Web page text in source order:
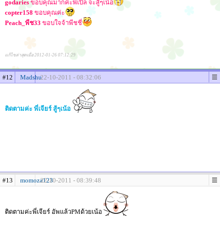
godaries ขอบคุณมากค่ะพี่เปิ้ล จะสู้ๆเน้อ
copter158 ขอบคุณค่ะ
Peach_พีช33 ขอบใจจ้าพีชชี่
แก้ไขล่าสุดเมื่อ 2012-01-26 07:12:29
#12 Madshu22-10-2011 - 08:32:06
ติดตามค่ะ พี่เจียร์ สู้ๆเน้อ
#13 momoza12322-10-2011 - 08:39:48
ติดตามค่ะพี่เจียร์ อัพแล้วPMด้วยเน้อ